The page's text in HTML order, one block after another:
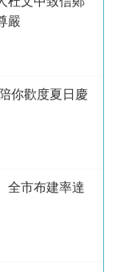
嚴
你歡度夏日慶
全市布建率達